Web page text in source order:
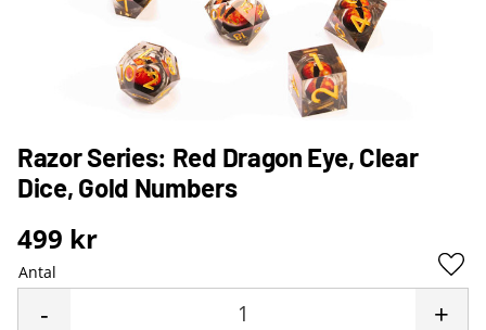
Razor Series: Red Dragon Eye, Clear
Dice, Gold Numbers
499 kr
Antal
+
-